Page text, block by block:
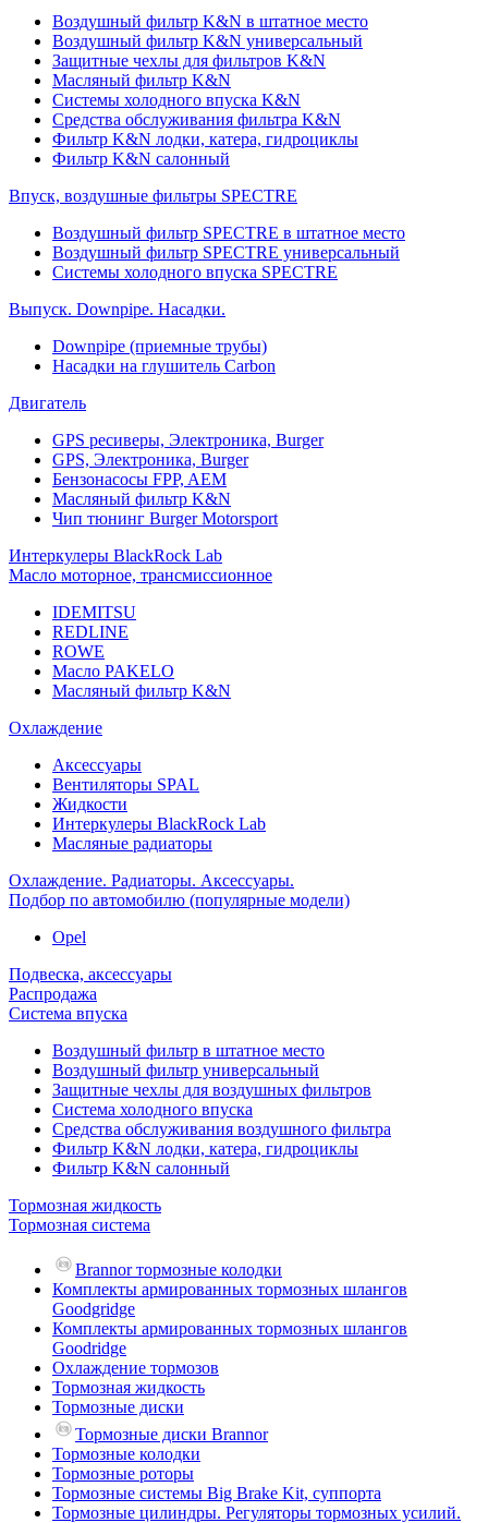
Воздушный фильтр K&N в штатное место
Воздушный фильтр K&N универсальный
Защитные чехлы для фильтров K&N
Масляный фильтр K&N
Системы холодного впуска K&N
Средства обслуживания фильтра K&N
Фильтр K&N лодки, катера, гидроциклы
Фильтр K&N салонный
Впуск, воздушные фильтры SPECTRE
Воздушный фильтр SPECTRE в штатное место
Воздушный фильтр SPECTRE универсальный
Системы холодного впуска SPECTRE
Выпуск. Downpipe. Насадки.
Downpipe (приемные трубы)
Насадки на глушитель Carbon
Двигатель
GPS ресиверы, Электроника, Burger
GPS, Электроника, Burger
Бензонасосы FPP, AEM
Масляный фильтр K&N
Чип тюнинг Burger Motorsport
Интеркулеры BlackRock Lab
Масло моторное, трансмиссионное
IDEMITSU
REDLINE
ROWE
Масло PAKELO
Масляный фильтр K&N
Охлаждение
Аксессуары
Вентиляторы SPAL
Жидкости
Интеркулеры BlackRock Lab
Масляные радиаторы
Охлаждение. Радиаторы. Аксессуары.
Подбор по автомобилю (популярные модели)
Opel
Подвеска, аксессуары
Распродажа
Система впуска
Воздушный фильтр в штатное место
Воздушный фильтр универсальный
Защитные чехлы для воздушных фильтров
Система холодного впуска
Средства обслуживания воздушного фильтра
Фильтр K&N лодки, катера, гидроциклы
Фильтр K&N салонный
Тормозная жидкость
Тормозная система
Brannor тормозные колодки
Комплекты армированных тормозных шлангов
Goodgridge
Комплекты армированных тормозных шлангов
Goodridge
Охлаждение тормозов
Тормозная жидкость
Тормозные диски
Тормозные диски Brannor
Тормозные колодки
Тормозные роторы
Тормозные системы Big Brake Kit, суппорта
Тормозные цилиндры. Регуляторы тормозных усилий.